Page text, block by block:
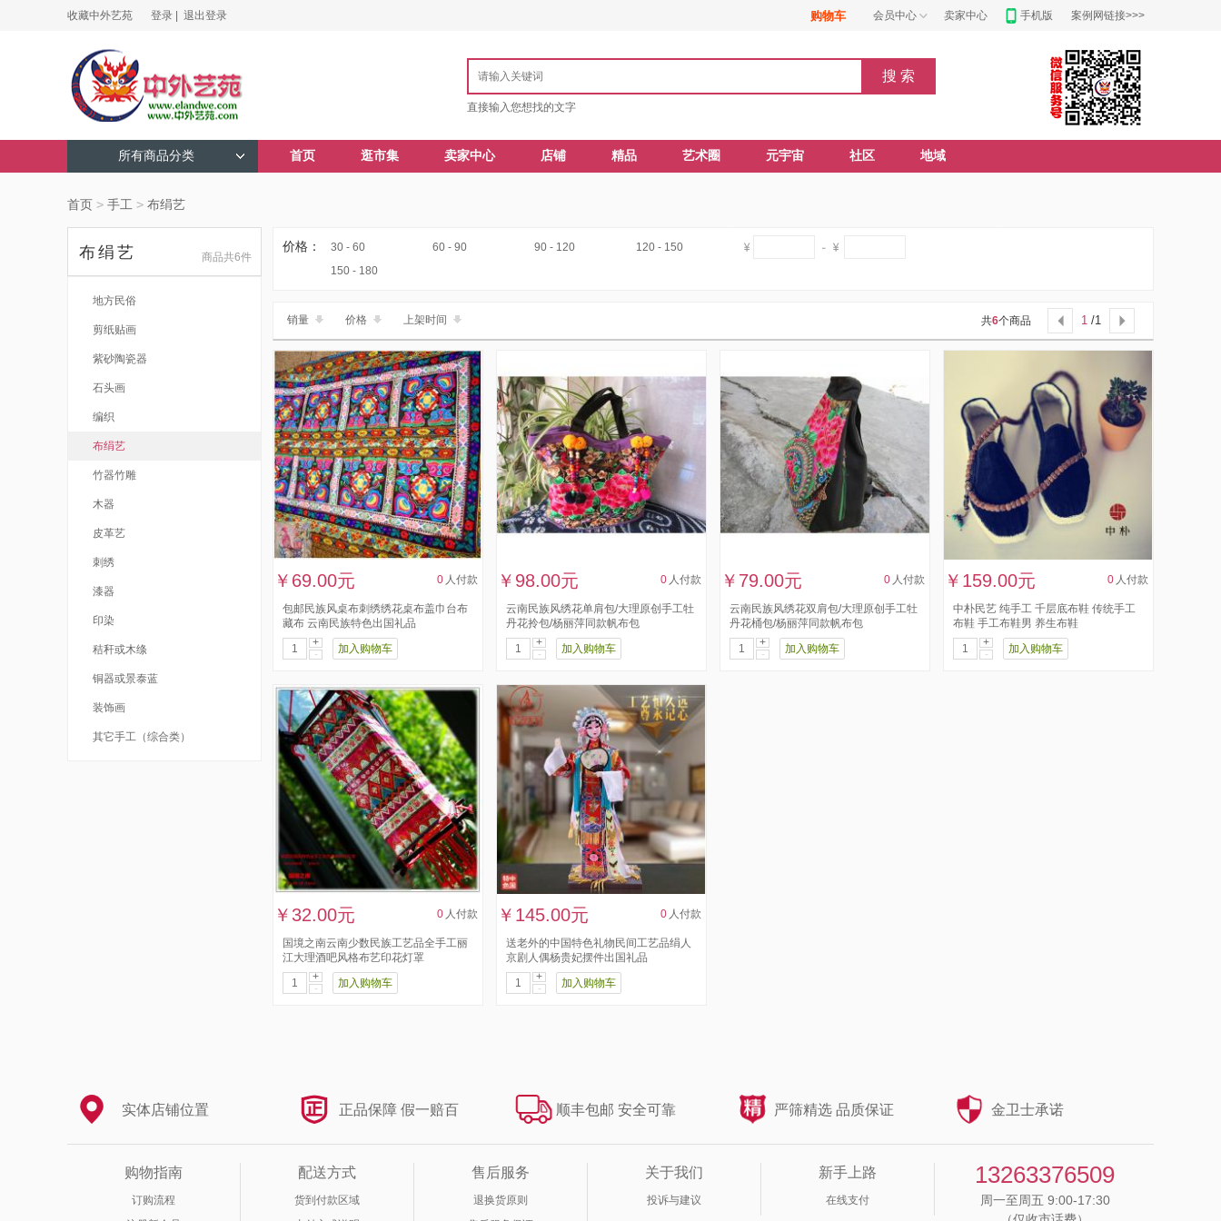
收藏中外艺苑 登录 | 退出登录 购物车 会员中心 卖家中心 手机版 案例网链接>>>
直接输入您想找的文字
所有商品分类 首页 逛市集 卖家中心 店铺 精品 艺术圈 元宇宙 社区 地域
首页 > 手工 > 布绢艺
布绢艺 商品共6件
地方民俗
剪纸贴画
紫砂陶瓷器
石头画
编织
布绢艺
竹器竹雕
木器
皮革艺
刺绣
漆器
印染
秸秆或木绦
铜器或景泰蓝
装饰画
其它手工（综合类）
价格： 30 - 60 60 - 90 90 - 120
120 - 150
150 - 180
销量 价格 上架时间 共6个商品  1 /1 
￥69.00元 0 人付款
包邮民族风桌布刺绣绣花桌布盖巾台布
藏布 云南民族特色出国礼品
+
-
加入购物车
￥98.00元 0 人付款
云南民族风绣花单肩包/大理原创手工牡
丹花拎包/杨丽萍同款帆布包
+
-
加入购物车
￥79.00元 0 人付款
云南民族风绣花双肩包/大理原创手工牡
丹花桶包/杨丽萍同款帆布包
+
-
加入购物车
￥159.00元 0 人付款
中朴民艺 纯手工 千层底布鞋 传统手工
布鞋 手工布鞋男 养生布鞋
+
-
加入购物车
￥32.00元 0 人付款
国境之南云南少数民族工艺品全手工丽
江大理酒吧风格布艺印花灯罩
+
-
加入购物车
￥145.00元 0 人付款
送老外的中国特色礼物民间工艺品绢人
京剧人偶杨贵妃摆件出国礼品
+
-
加入购物车
实体店铺位置 正品保障 假一赔百 顺丰包邮 安全可靠 严筛精选 品质保证 金卫士承诺
购物指南
订购流程
配送方式
货到付款区域
售后服务
退换货原则
关于我们
投诉与建议
新手上路
在线支付
13263376509
周一至周五 9:00-17:30